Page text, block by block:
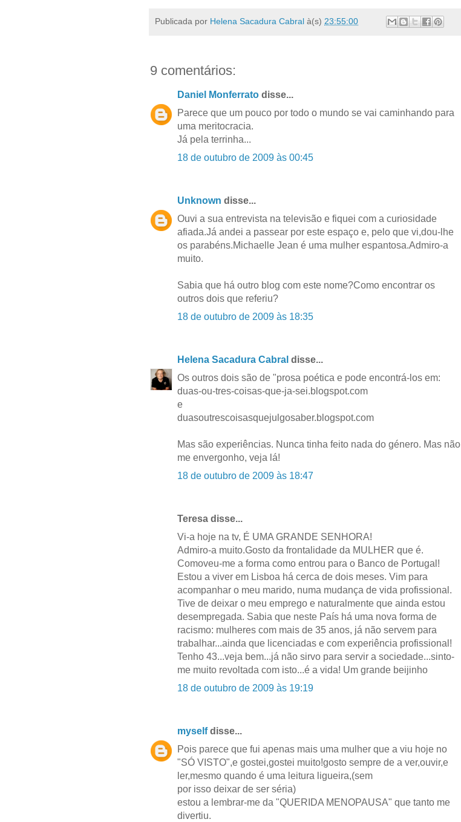
Publicada por Helena Sacadura Cabral à(s) 23:55:00
9 comentários:
Daniel Monferrato disse...
Parece que um pouco por todo o mundo se vai caminhando para
uma meritocracia.
Já pela terrinha...
18 de outubro de 2009 às 00:45
Unknown disse...
Ouvi a sua entrevista na televisão e fiquei com a curiosidade
afiada.Já andei a passear por este espaço e, pelo que vi,dou-lhe
os parabéns.Michaelle Jean é uma mulher espantosa.Admiro-a
muito.
Sabia que há outro blog com este nome?Como encontrar os
outros dois que referiu?
18 de outubro de 2009 às 18:35
Helena Sacadura Cabral disse...
Os outros dois são de "prosa poética e pode encontrá-los em:
duas-ou-tres-coisas-que-ja-sei.blogspot.com
e
duasoutrescoisasquejulgosaber.blogspot.com
Mas são experiências. Nunca tinha feito nada do género. Mas não
me envergonho, veja lá!
18 de outubro de 2009 às 18:47
Teresa disse...
Vi-a hoje na tv, É UMA GRANDE SENHORA!
Admiro-a muito.Gosto da frontalidade da MULHER que é.
Comoveu-me a forma como entrou para o Banco de Portugal!
Estou a viver em Lisboa há cerca de dois meses. Vim para
acompanhar o meu marido, numa mudança de vida profissional.
Tive de deixar o meu emprego e naturalmente que ainda estou
desempregada. Sabia que neste País há uma nova forma de
racismo: mulheres com mais de 35 anos, já não servem para
trabalhar...ainda que licenciadas e com experiência profissional!
Tenho 43...veja bem...já não sirvo para servir a sociedade...sinto-
me muito revoltada com isto...é a vida! Um grande beijinho
18 de outubro de 2009 às 19:19
myselfdisse...
Pois parece que fui apenas mais uma mulher que a viu hoje no
"SÓ VISTO",e gostei,gostei muito!gosto sempre de a ver,ouvir,e
ler,mesmo quando é uma leitura ligueira,(sem
por isso deixar de ser séria)
estou a lembrar-me da "QUERIDA MENOPAUSA" que tanto me
divertiu.